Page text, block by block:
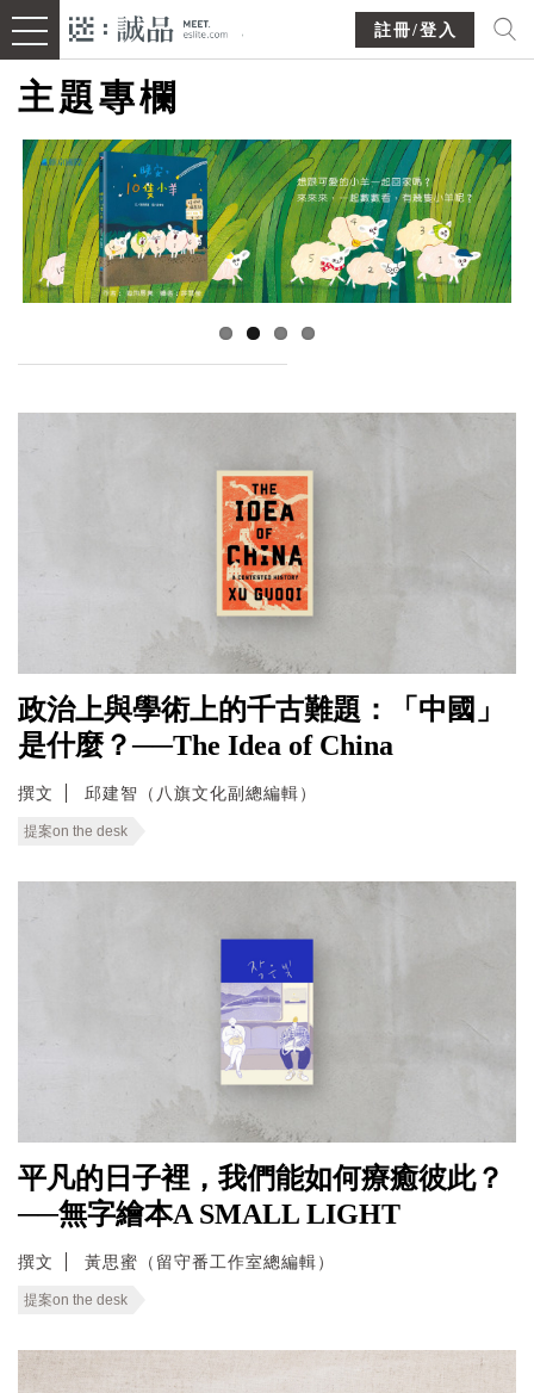
註冊/登入
主題專欄
政治上與學術上的千古難題：「中國」
是什麼？──The Idea of China
撰文 邱建智（八旗文化副總編輯）
提案on the desk
平凡的日子裡，我們能如何療癒彼此？
──無字繪本A SMALL LIGHT
撰文 黃思蜜（留守番工作室總編輯）
提案on the desk